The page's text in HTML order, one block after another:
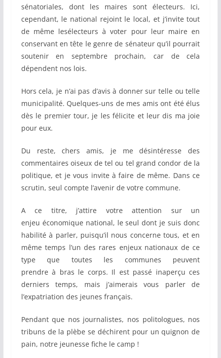
sénatoriales, dont les maires sont électeurs. Ici,
cependant, le national rejoint le local, et j’invite tout
de même lesélecteurs à voter pour leur maire en
conservant en tête le genre de sénateur qu’il pourrait
soutenir en septembre prochain, car de cela
dépendent nos lois.
Hors cela, je n’ai pas d’avis à donner sur telle ou telle
municipalité. Quelques-uns de mes amis ont été élus
dès le premier tour, je les félicite et leur dis ma joie
pour eux.
Du reste, chers amis, je me désintéresse des
commentaires oiseux de tel ou tel grand condor de la
politique, et je vous invite à faire de même. Dans ce
scrutin, seul compte l’avenir de votre commune.
A ce titre, j’attire votre attention sur un
enjeu économique national, le seul dont je suis donc
habilité à parler, puisqu’il nous concerne tous, et en
même temps l’un des rares enjeux nationaux de ce
type que toutes les communes peuvent
prendre à bras le corps. Il est passé inaperçu ces
derniers temps, mais j’aimerais vous parler de
l’expatriation des jeunes français.
Pendant que nos journalistes, nos politologues, nos
tribuns de la plèbe se déchirent pour un quignon de
pain, notre jeunesse fiche le camp !